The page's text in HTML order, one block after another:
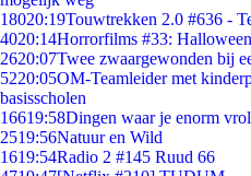
18020:19Touwtrekken 2.0 #636 -
4020:14Horrorfilms #33: Halloween
2620:07Twee zwaargewonden bij
5220:05OM-Teamleider met
basisscholen
16619:58Dingen waar je enorm
2519:56Natuur en Wild
1619:54Radio 2 #145 Ruud 66